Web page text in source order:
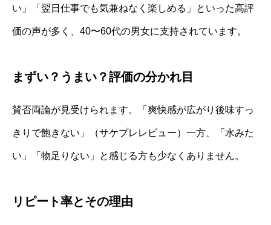
い」「翌日仕事でも気兼ねなく楽しめる」といった高評
価の声が多く、40〜60代の男女に支持されています。
まずい？うまい？評価の分かれ目
賛否両論が見受けられます。「爽快感が広がり後味すっ
きりで飽きない」（サケプレレビュー）一方、「水みた
い」「物足りない」と感じる方も少なくありません。
リピート率とその理由